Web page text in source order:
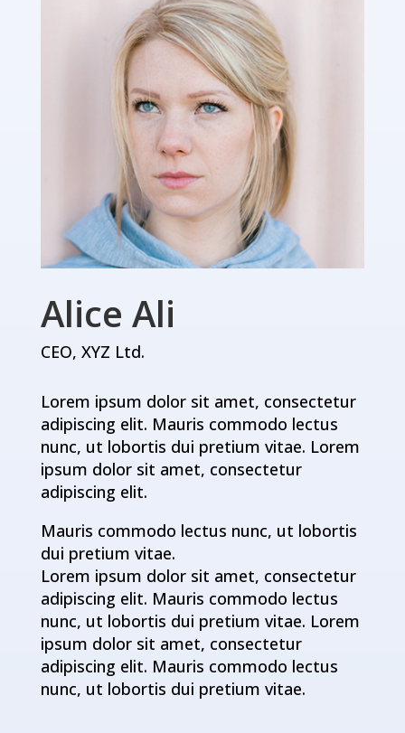
Alice Ali
CEO, XYZ Ltd.
Lorem ipsum dolor sit amet, consectetur
adipiscing elit. Mauris commodo lectus
nunc, ut lobortis dui pretium vitae. Lorem
ipsum dolor sit amet, consectetur
adipiscing elit.
Mauris commodo lectus nunc, ut lobortis
dui pretium vitae.
Lorem ipsum dolor sit amet, consectetur
adipiscing elit. Mauris commodo lectus
nunc, ut lobortis dui pretium vitae. Lorem
ipsum dolor sit amet, consectetur
adipiscing elit. Mauris commodo lectus
nunc, ut lobortis dui pretium vitae.